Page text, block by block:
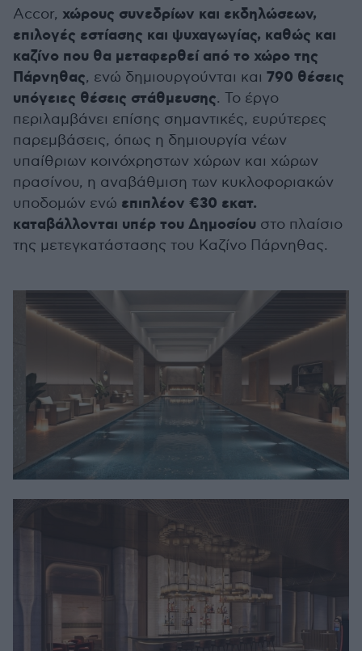
Accor, χώρους συνεδρίων και εκδηλώσεων,
επιλογές εστίασης και ψυχαγωγίας, καθώς και
καζίνο που θα μεταφερθεί από το χώρο της
Πάρνηθας, ενώ δημιουργούνται και 790 θέσεις
υπόγειες θέσεις στάθμευσης. Το έργο
περιλαμβάνει επίσης σημαντικές, ευρύτερες
παρεμβάσεις, όπως η δημιουργία νέων
υπαίθριων κοινόχρηστων χώρων και χώρων
πρασίνου, η αναβάθμιση των κυκλοφοριακών
υποδομών ενώ επιπλέον €30 εκατ.
καταβάλλονται υπέρ του Δημοσίου στο πλαίσιο
της μετεγκατάστασης του Καζίνο Πάρνηθας.